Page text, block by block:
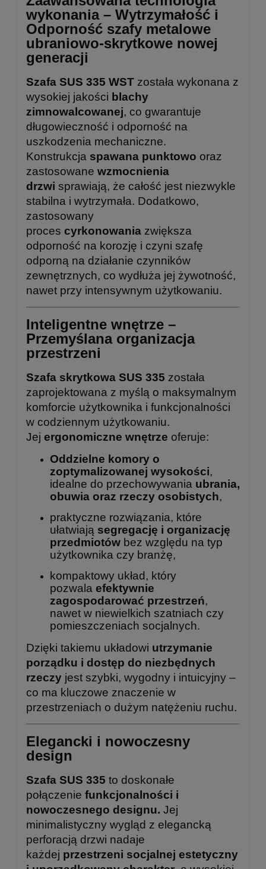
wykonania – Wytrzymałość i
Odporność szafy metalowe
ubraniowo-skrytkowe nowej
generacji
Szafa SUS 335 WST została wykonana z
wysokiej jakości blachy
zimnowalcowanej, co gwarantuje
długowieczność i odporność na
uszkodzenia mechaniczne.
Konstrukcja spawana punktowo oraz
zastosowane wzmocnienia
drzwi sprawiają, że całość jest niezwykle
stabilna i wytrzymała. Dodatkowo,
zastosowany
proces cyrkonowania zwiększa
odporność na korozję i czyni szafę
odporną na działanie czynników
zewnętrznych, co wydłuża jej żywotność,
nawet przy intensywnym użytkowaniu.
Inteligentne wnętrze –
Przemyślana organizacja
przestrzeni
Szafa skrytkowa SUS 335 została
zaprojektowana z myślą o maksymalnym
komforcie użytkownika i funkcjonalności
w codziennym użytkowaniu.
Jej ergonomiczne wnętrze oferuje:
Oddzielne komory o
zoptymalizowanej wysokości,
idealne do przechowywania ubrania,
obuwia oraz rzeczy osobistych,
praktyczne rozwiązania, które
ułatwiają segregację i organizację
przedmiotów bez względu na typ
użytkownika czy branżę,
kompaktowy układ, który
pozwala efektywnie
zagospodarować przestrzeń,
nawet w niewielkich szatniach czy
pomieszczeniach socjalnych.
Dzięki takiemu układowi utrzymanie
porządku i dostęp do niezbędnych
rzeczy jest szybki, wygodny i intuicyjny –
co ma kluczowe znaczenie w
przestrzeniach o dużym natężeniu ruchu.
Elegancki i nowoczesny
design
Szafa SUS 335 to doskonałe
połączenie funkcjonalności i
nowoczesnego designu. Jej
minimalistyczny wygląd z elegancką
perforacją drzwi nadaje
każdej przestrzeni socjalnej estetyczny